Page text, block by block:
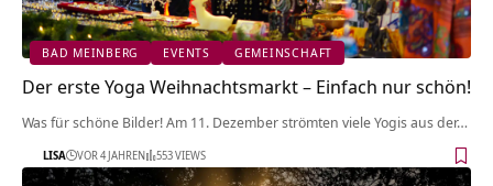
BAD MEINBERG EVENTS GEMEINSCHAFT
Der erste Yoga Weihnachtsmarkt – Einfach nur schön!
Was für schöne Bilder! Am 11. Dezember strömten viele Yogis aus der…
LISA VOR 4 JAHREN 553 VIEWS